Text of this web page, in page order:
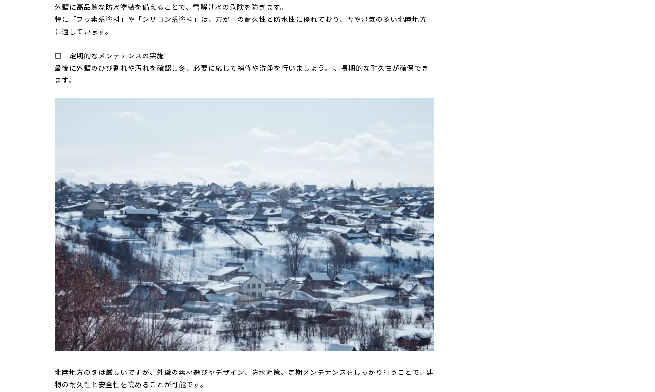
外壁に高品質な防水塗装を備えることで、雪解け水の危険を防ぎます。
特に「フッ素系塗料」や「シリコン系塗料」は、万が一の耐久性と防水性に優れており、雪や湿気の多い北陸地方
に適しています。
□ 定期的なメンテナンスの実施
最後に外壁のひび割れや汚れを確認し冬、必要に応じて補修や洗浄を行いましょう。 、長期的な耐久性が確保でき
ます。
北陸地方の冬は厳しいですが、外壁の素材選びやデザイン、防水対策、定期メンテナンスをしっかり行うことで、建
物の耐久性と安全性を高めることが可能です。